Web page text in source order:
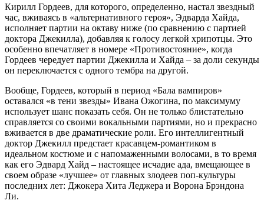
Кирилл Гордеев, для которого, определенно, настал звездный
час, вживаясь в «альтернативного героя», Эдварда Хайда,
исполняет партии на октаву ниже (по сравнению с партией
доктора Джекилла), добавляя к голосу легкой хрипотцы. Это
особенно впечатляет в номере «Противостояние», когда
Гордеев чередует партии Джекилла и Хайда – за доли секунды
он переключается с одного тембра на другой.
Вообще, Гордеев, который в период «Бала вампиров»
оставался «в тени звезды» Ивана Ожогина, по максимуму
использует шанс показать себя. Он не только блистательно
справляется со своими вокальными партиями, но и прекрасно
вживается в две драматические роли. Его интеллигентный
доктор Джекилл предстает красавцем-романтиком в
идеальном костюме и с напомаженными волосами, в то время
как его Эдвард Хайд – настоящее исчадие ада, вмещающее в
своем образе «лучшее» от главных злодеев поп-культуры
последних лет: Джокера Хита Леджера и Ворона Брэндона
Ли.